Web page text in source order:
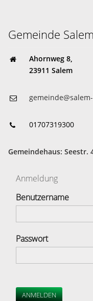
Gemeinde
Ahornweg 8,
23911 Salem
01707319300
Gemeindehaus: Seestr.
Anmeldung
Benutzername
Passwort
ANMELDEN